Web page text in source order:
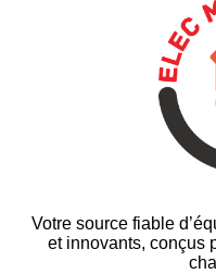
Votre source fiable
et innovants, conçus